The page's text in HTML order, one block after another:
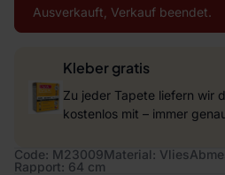
Ausverkauft, Verkauf beendet.
Kleber gratis
Zu jeder Tapete liefern wir
kostenlos mit – immer
Code: M23009Material: Vlies
Rapport: 64 cm